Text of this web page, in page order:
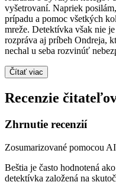
vyšetrovaní. Napriek
prípadu a pomoc všetkých
mreže. Detektívka však nie
rozpráva aj príbeh Ondreja,
nechal u seba rozvinúť
Čítať viac
Recenzie
Zhrnutie recenzií
Zosumarizované pomocou
Beštia je často hodnotená
detektívka založená na